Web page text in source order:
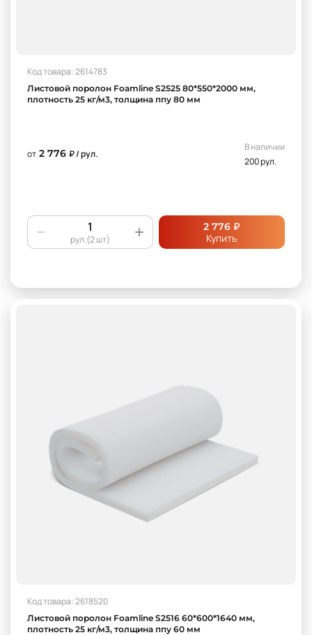
Код товара: 2614783
Листовой поролон Foamline S2525 80*550*2000 мм,
плотность 25 кг/м3, толщина ппу 80 мм
от 2 776 ₽ / рул.
В наличии
200 рул.
рул.(2 шт)
2 776 ₽
Купить
Код товара: 2618520
Листовой поролон Foamline S2516 60*600*1640 мм,
плотность 25 кг/м3, толщина ппу 60 мм